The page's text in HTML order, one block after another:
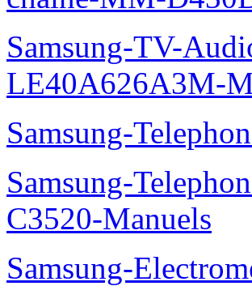
Samsung-TV-
LE40A626A3M-
Samsung-
Samsung-
C3520-Manuels
Samsung-